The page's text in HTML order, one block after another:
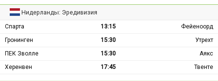
Нидерланды: Эредивизия
Спарта 13:15
Фейеноорд
Гронинген
15:30
Утрехт
ПЕК Зволле
15:30
Аякс
Херенвен
17:45 Твенте